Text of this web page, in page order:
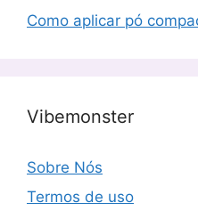
Como aplicar pó
Vibemonster
Sobre Nós
Termos de uso